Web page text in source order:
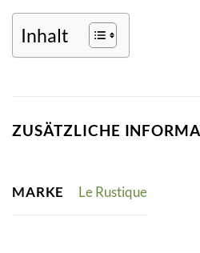
Inhalt
ZUSÄTZLICHE
MARKE Le Rustique